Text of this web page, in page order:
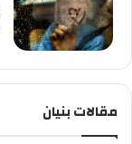
مقالات بنيان